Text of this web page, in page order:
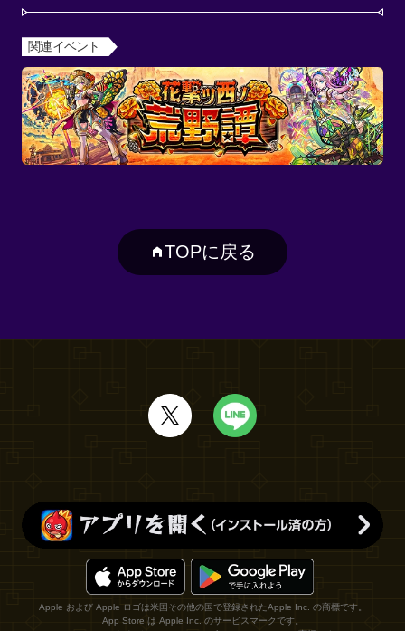
関連イベント
TOPに戻る
Apple および Apple ロゴは米国その他の国で登録されたApple Inc. の商標です。
App Store は Apple Inc. のサービスマークです。